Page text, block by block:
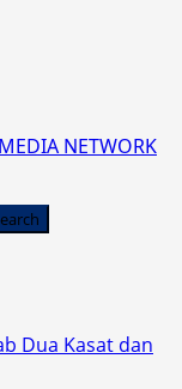
NETWORK
Dua Kasat dan